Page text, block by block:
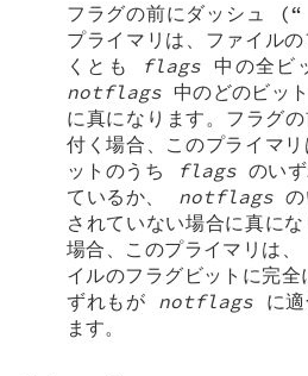
フラグの前にダッシュ (“
プライマリは、ファイル
くとも
flags 中の全ビ
notflags中のどのビッ
に真になります。フラグ
付く場合、このプライマ
ットのうち
flagsのいず
ているか、 notflagsの
されていない場合に真に
場合、このプライマリは、
イルのフラグビットに完全
ずれもが notflagsに適
ます。